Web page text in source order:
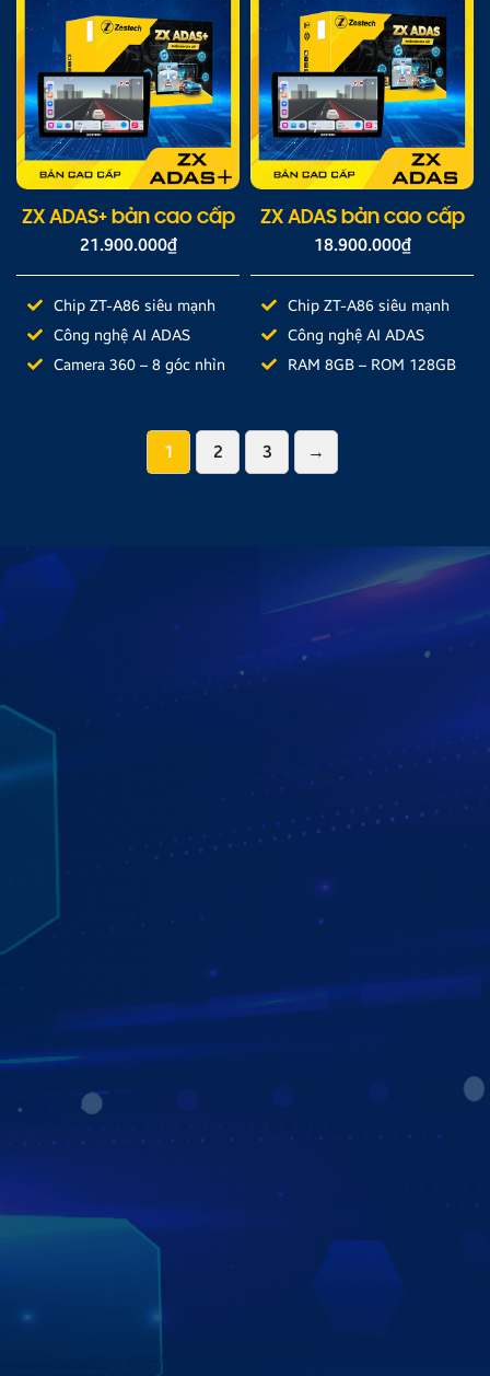
ZX ADAS+ bản cao cấp
21.900.000₫
Chip ZT-A86 siêu mạnh
Công nghệ AI ADAS
Camera 360 – 8 góc nhìn
ZX ADAS bản cao cấp
18.900.000₫
Chip ZT-A86 siêu mạnh
Công nghệ AI ADAS
RAM 8GB – ROM 128GB
1 2 3 →
MÀN HÌNH ANDROID CÁ NHÂN HÓA - TỰ
NÂNG TẦM TRẢI NGHIỆM KHÁC BIỆT
Màn hình ô tô Zestech thế hệ mới được trang bị giao diện
mới hiện đại: “cá nhân hóa và tự động hóa theo thời gian”
tạo ra điểm khác biệt mà không sản phẩm nào hiện nay có
72 màu phong thủy và 360 màu sắc tự động theo
Thay đổi các icon trên màn hình theo sở thích của
màu sắc xe và đặc biệt là biển số xe theo những con số
may mắn với mình.